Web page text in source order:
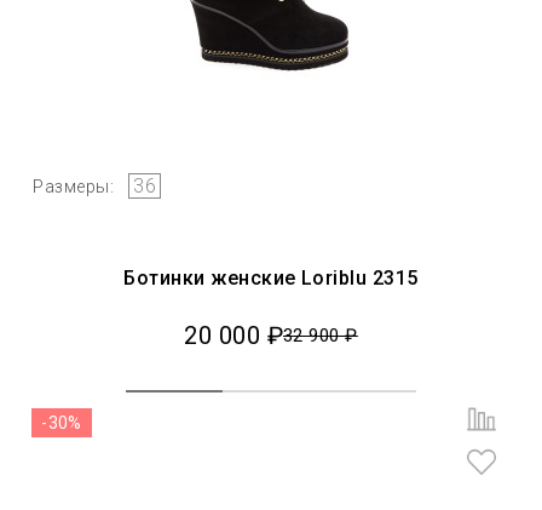
Размеры: 36
Ботинки женские Loriblu 2315
20 000 ₽32 900 ₽
-30%